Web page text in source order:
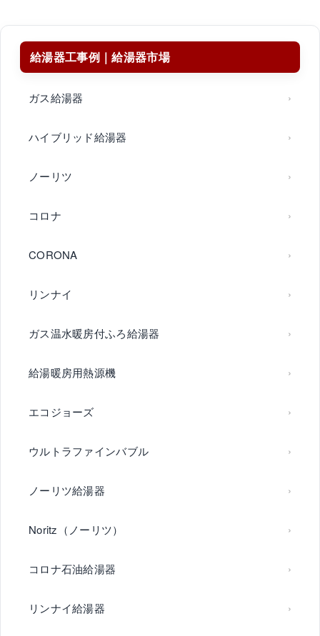
給湯器工事例｜給湯器市場
ガス給湯器
ハイブリッド給湯器
ノーリツ
コロナ
CORONA
リンナイ
ガス温水暖房付ふろ給湯器
給湯暖房用熱源機
エコジョーズ
ウルトラファインバブル
ノーリツ給湯器
Noritz（ノーリツ）
コロナ石油給湯器
リンナイ給湯器